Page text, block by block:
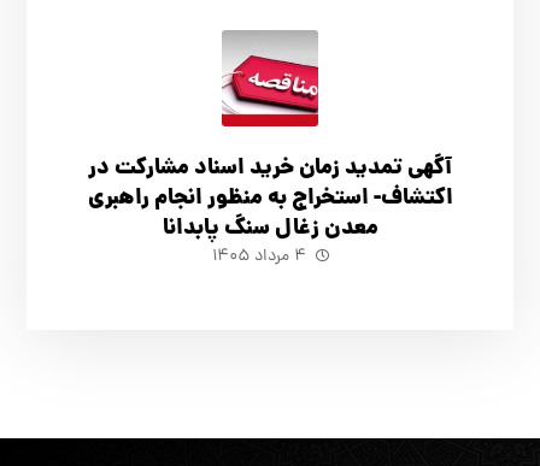
آگهي تمدید زمان خرید اسناد مشارکت در
اکتشاف- استخراج به منظور انجام راهبری
معدن زغال سنگ پابدانا
۴ مرداد ۱۴۰۵